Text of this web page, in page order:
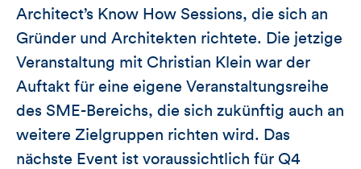
Architect’s Know How Sessions, die sich an
Gründer und Architekten richtete. Die jetzige
Veranstaltung mit Christian Klein war der
Auftakt für eine eigene Veranstaltungsreihe
des SME-Bereichs, die sich zukünftig auch an
weitere Zielgruppen richten wird. Das
nächste Event ist voraussichtlich für Q4